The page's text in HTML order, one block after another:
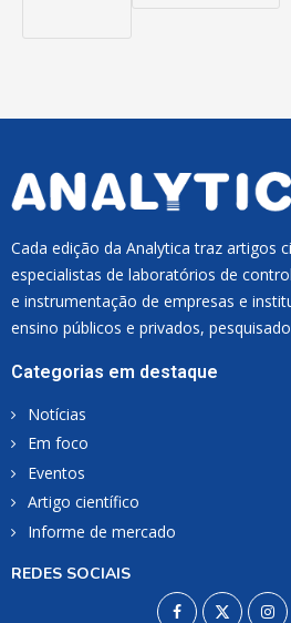
Cada edição da Analytica traz artigos
especialistas de laboratórios de
e instrumentação de empresas e
ensino públicos e privados,
Categorias em destaque
Notícias
Em foco
Eventos
Artigo científico
Informe de mercado
REDES SOCIAIS